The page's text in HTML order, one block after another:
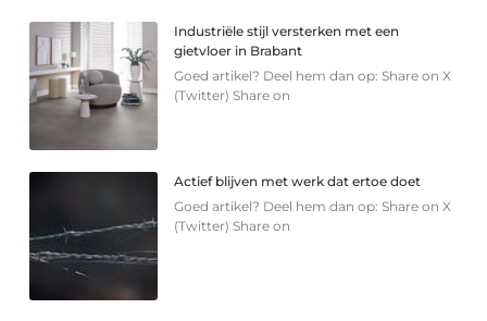
Industriële stijl versterken met een
gietvloer in Brabant
Goed artikel? Deel hem dan op: Share on X
(Twitter) Share on
Actief blijven met werk dat ertoe doet
Goed artikel? Deel hem dan op: Share on X
(Twitter) Share on